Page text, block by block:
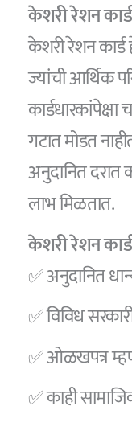
केशरी रेशन
केशरी रेशन
ज्यांची आर्थिक
गटात मोडत
अनुदानित दरात
लाभ मिळतात.
केशरी रेशन
✅ अनुदानित
✅ विविध
✅ ओळखपत्र
✅ काही